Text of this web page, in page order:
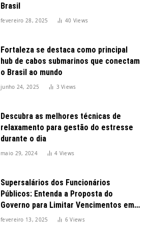
Brasil
fevereiro 28, 2025 40 Views
Fortaleza se destaca como principal
hub de cabos submarinos que conectam
o Brasil ao mundo
junho 24, 2025 3Views
Descubra as melhores técnicas de
relaxamento para gestão do estresse
durante o dia
maio 29, 2024 4 Views
Supersalários dos Funcionários
Públicos: Entenda a Proposta do
Governo para Limitar Vencimentos em
2025
fevereiro 13, 2025 6Views